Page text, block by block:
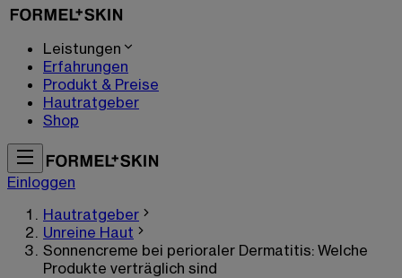
Leistungen
Erfahrungen
Produkt & Preise
Hautratgeber
Shop
Einloggen
Hautratgeber
Unreine Haut
Sonnencreme bei perioraler Dermatitis: Welche
Produkte verträglich sind